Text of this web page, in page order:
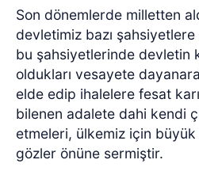
Son dönemlerde milletten
devletimiz bazı
bu şahsiyetlerinde devletin
oldukları vesayete
elde edip ihalelere fesat
bilenen adalete dahi kendi
etmeleri, ülkemiz için büyük
gözler önüne sermiştir.